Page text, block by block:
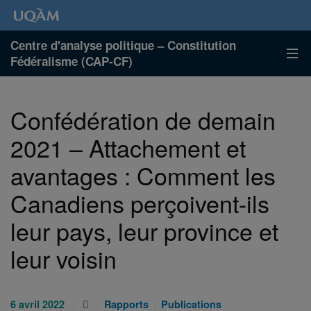
Centre d'analyse politique – Constitution
Fédéralisme (CAP-CF)
Confédération de demain
2021 – Attachement et
avantages : Comment les
Canadiens perçoivent-ils
leur pays, leur province et
leur voisin
Publié
6 avril 2022
PièceCatégories
Rapports
Catégories
Publications